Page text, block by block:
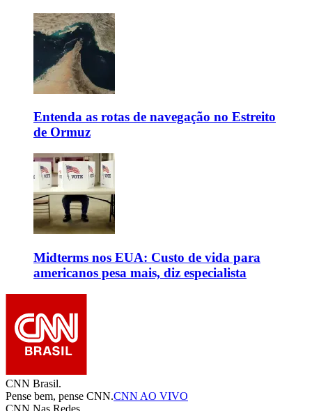
Entenda as rotas de navegação no Estreito
de Ormuz
Midterms nos EUA: Custo de vida para
americanos pesa mais, diz especialista
CNN Brasil.
Pense bem, pense CNN.CNN AO VIVO
CNN Nas Redes